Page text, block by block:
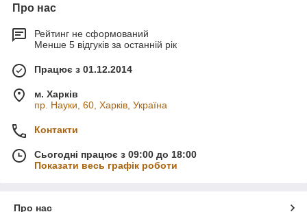
Про нас
Рейтинг не сформований
Менше 5 відгуків за останній рік
Працює з 01.12.2014
м. Харків
пр. Науки, 60, Харків, Україна
Контакти
Сьогодні працює з 09:00 до 18:00
Показати весь графік роботи
Про нас